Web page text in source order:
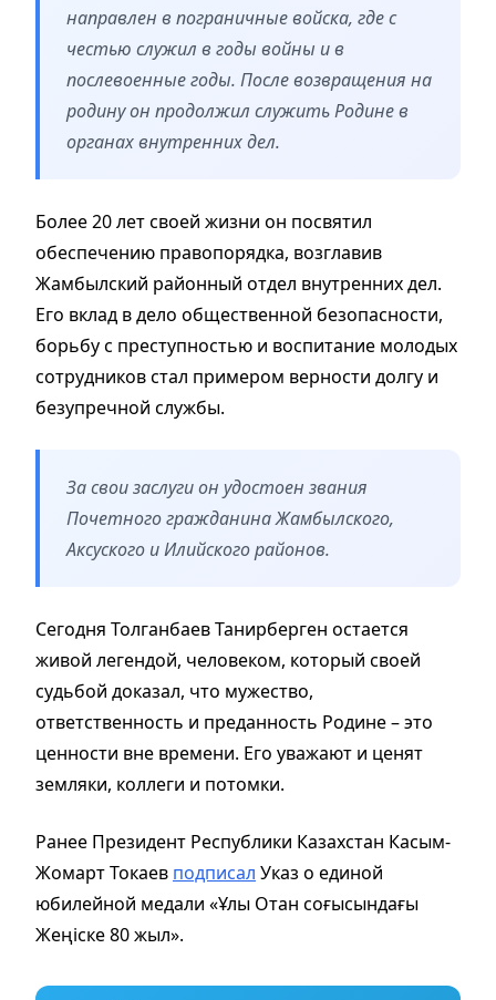
направлен в пограничные войска, где с
честью служил в годы войны и в
послевоенные годы. После возвращения на
родину он продолжил служить Родине в
органах внутренних дел.
Более 20 лет своей жизни он посвятил
обеспечению правопорядка, возглавив
Жамбылский районный отдел внутренних дел.
Его вклад в дело общественной безопасности,
борьбу с преступностью и воспитание молодых
сотрудников стал примером верности долгу и
безупречной службы.
За свои заслуги он удостоен звания
Почетного гражданина Жамбылского,
Аксуского и Илийского районов.
Сегодня Толганбаев Танирберген остается
живой легендой, человеком, который своей
судьбой доказал, что мужество,
ответственность и преданность Родине – это
ценности вне времени. Его уважают и ценят
земляки, коллеги и потомки.
Ранее Президент Республики Казахстан Касым-
Жомарт Токаев подписал Указ о единой
юбилейной медали «Ұлы Отан соғысындағы
Жеңіске 80 жыл».